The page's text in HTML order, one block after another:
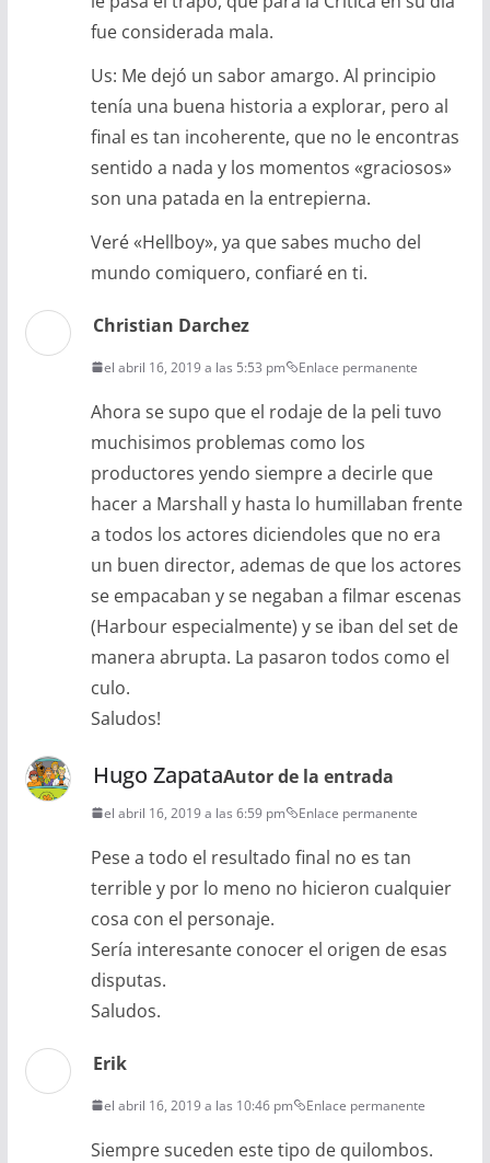
fue considerada mala.
Us: Me dejó un sabor amargo. Al principio
tenía una buena historia a explorar, pero al
final es tan incoherente, que no le encontras
sentido a nada y los momentos «graciosos»
son una patada en la entrepierna.
Veré «Hellboy», ya que sabes mucho del
mundo comiquero, confiaré en ti.
Christian Darchez
el abril 16, 2019 a las 5:53 pm Enlace permanente
Ahora se supo que el rodaje de la peli tuvo
muchisimos problemas como los
productores yendo siempre a decirle que
hacer a Marshall y hasta lo humillaban frente
a todos los actores diciendoles que no era
un buen director, ademas de que los actores
se empacaban y se negaban a filmar escenas
(Harbour especialmente) y se iban del set de
manera abrupta. La pasaron todos como el
culo.
Saludos!
Hugo ZapataAutor de la entrada
el abril 16, 2019 a las 6:59 pm Enlace permanente
Pese a todo el resultado final no es tan
terrible y por lo meno no hicieron cualquier
cosa con el personaje.
Sería interesante conocer el origen de esas
disputas.
Saludos.
Erik
el abril 16, 2019 a las 10:46 pm Enlace permanente
Siempre suceden este tipo de quilombos.